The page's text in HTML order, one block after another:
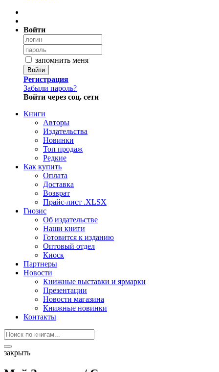
Войти
запомнить меня
Войти
Регистрация
Забыли пароль?
Войти через соц. сети
Книги
Авторы
Издательства
Новинки
Топ продаж
Редкие
Как купить
Оплата
Доставка
Возврат
Прайс-лист .XLSX
Гнозис
Об издательстве
Наши книги
Готовится к изданию
Оптовый отдел
Киоск
Партнеры
Новости
Книжные выставки и ярмарки
Презентации
Новости магазина
Книжные новинки
Контакты
закрыть